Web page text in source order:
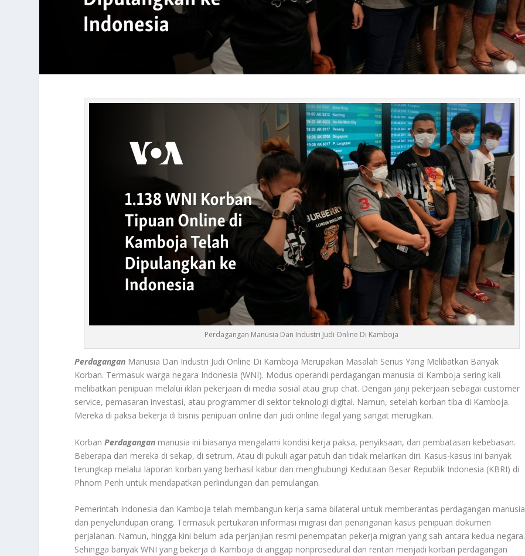
Perdagangan Manusia Dan Industri Judi Online Di Kamboja
Perdagangan Manusia Dan Industri Judi Online Di Kamboja Merupakan Masalah Serius Yang Melibatkan Banyak
Korban. Termasuk warga negara Indonesia (WNI). Modus operandi perdagangan manusia di Kamboja sering kali
melibatkan penipuan melalui iklan pekerjaan di media sosial atau grup chat. Dengan janji pekerjaan sebagai customer
service, pemasaran investasi, atau programmer di sektor teknologi digital. Namun, setelah korban tiba di Kamboja.
Mereka di paksa bekerja di bisnis penipuan online dan judi online ilegal yang sangat merugikan.
KorbanPerdagangan manusia ini biasanya mengalami kondisi kerja paksa, penyiksaan, dan pembatasan kebebasan.
Beberapa dari mereka di sekap, di setrum. Atau di pukuli agar patuh dan tidak melarikan diri. Kasus-kasus ini banyak
terungkap melalui laporan korban yang berhasil kabur dan menghubungi Kedutaan Besar Republik Indonesia (KBRI) di
Phnom Penh untuk mendapatkan perlindungan dan pemulangan.
Pemerintah Indonesia dan Kamboja telah membangun kerja sama bilateral untuk memberantas perdagangan manusia
dan penyelundupan orang. Termasuk pertukaran informasi migrasi dan penanganan kasus penipuan dokumen
perjalanan. Namun, hingga kini belum ada perjanjian resmi penempatan pekerja migran yang sah antara kedua negara.
Sehingga banyak WNI yang bekerja di Kamboja di anggap nonprosedural dan rentan menjadi korban perdagangan